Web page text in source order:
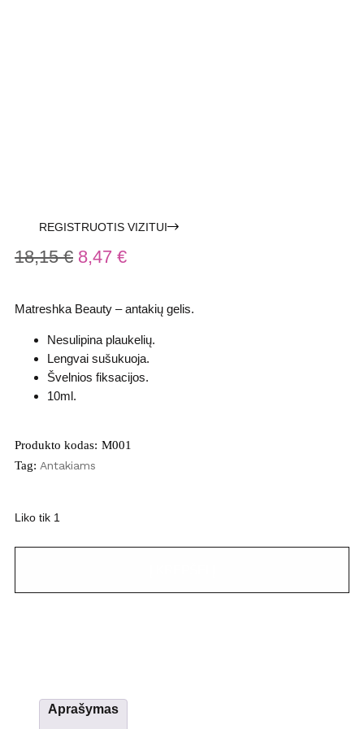
REGISTRUOTIS VIZITUI
18,15€ 8,47 €
Matreshka Beauty – antakių gelis.
Nesulipina plaukelių.
Lengvai sušukuoja.
Švelnios fiksacijos.
10ml.
Produkto kodas: M001
Tag: Antakiams
Liko tik 1
Aprašymas